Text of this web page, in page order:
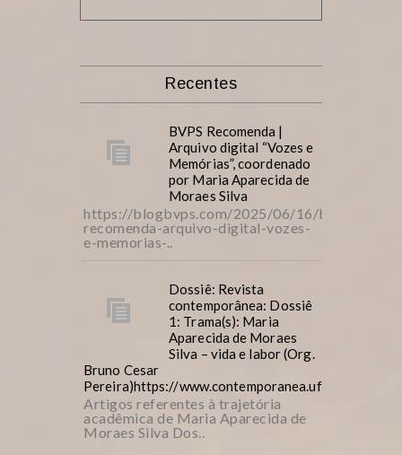
Recentes
BVPS Recomenda |
Arquivo digital “Vozes e
Memórias”, coordenado
por Maria Aparecida de
Moraes Silva
https://blogbvps.com/2025/06/16/bvps-
recomenda-arquivo-digital-vozes-
e-memorias-..
Dossiê: Revista
contemporânea: Dossiê
1: Trama(s): Maria
Aparecida de Moraes
Silva – vida e labor (Org.
Bruno Cesar
Pereira)https://www.contemporanea.ufscar.br/
Artigos referentes à trajetória
acadêmica de Maria Aparecida de
Moraes Silva Dos..